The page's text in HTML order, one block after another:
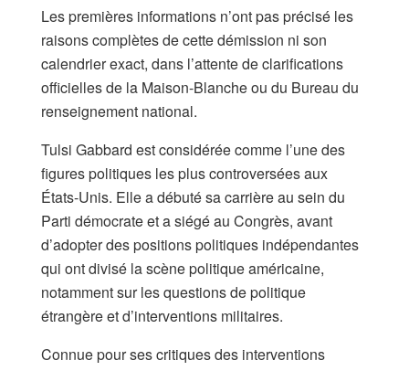
Les premières informations n’ont pas précisé les
raisons complètes de cette démission ni son
calendrier exact, dans l’attente de clarifications
officielles de la Maison-Blanche ou du Bureau du
renseignement national.
Tulsi Gabbard est considérée comme l’une des
figures politiques les plus controversées aux
États-Unis. Elle a débuté sa carrière au sein du
Parti démocrate et a siégé au Congrès, avant
d’adopter des positions politiques indépendantes
qui ont divisé la scène politique américaine,
notamment sur les questions de politique
étrangère et d’interventions militaires.
Connue pour ses critiques des interventions